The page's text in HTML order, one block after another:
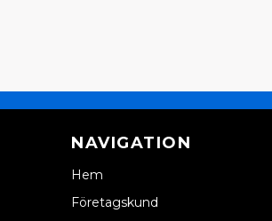
NAVIGATION
Hem
Företagskund